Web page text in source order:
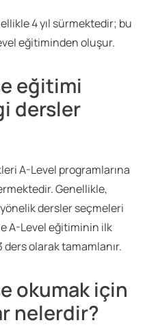
4 yıl sürmektedir; bu
eğitiminden oluşur.
eğitimi
dersler
A-Level programlarına
Genellikle,
dersler seçmeleri
A-Level eğitiminin ilk
ders olarak tamamlanır.
okumak için
nelerdir?